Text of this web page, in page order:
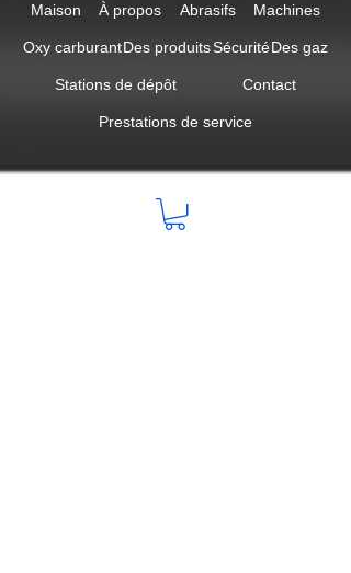
Maison À propos Abrasifs Machines
Oxy carburantDes produitsSécuritéDes gaz
Stations de dépôt Contact
Prestations de service